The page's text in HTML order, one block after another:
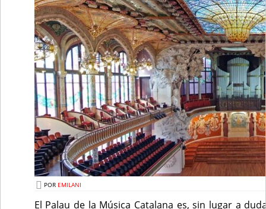
POR EMILANI
El Palau de la Música Catalana es, sin lugar a